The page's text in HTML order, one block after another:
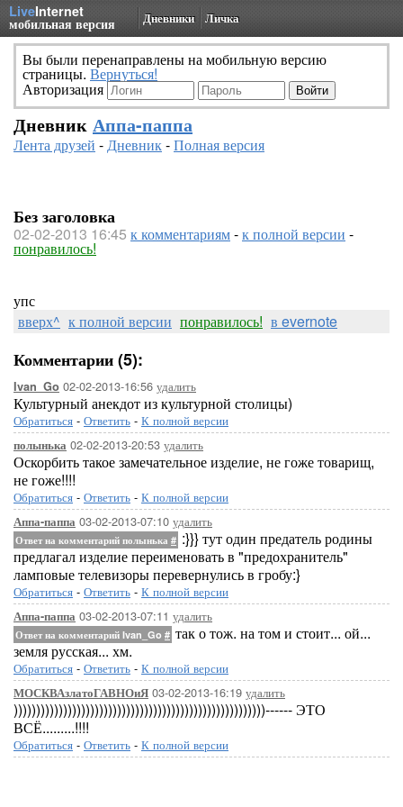
LiveInternet
мобильная версия Дневники Личка
Вы были перенаправлены на мобильную версию
страницы. Вернуться!
Авторизация
Дневник Аппа-паппа
Лента друзей -Дневник-Полная версия
Без заголовка
02-02-2013 16:45 к комментариям-к полной версии -
понравилось!
упс
вверх^ к полной версии понравилось! в evernote
Комментарии (5):
Ivan_Go 02-02-2013-16:56 удалить
Культурный анекдот из культурной столицы)
Обратиться - Ответить - К полной версии
полынька 02-02-2013-20:53 удалить
Оскорбить такое замечательное изделие, не гоже товарищ,
не гоже!!!!
Обратиться - Ответить - К полной версии
Аппа-паппа 03-02-2013-07:10 удалить
Ответ на комментарий полынька # :}}} тут один предатель родины
предлагал изделие переименовать в "предохранитель"
ламповые телевизоры перевернулись в гробу:}
Обратиться - Ответить - К полной версии
Аппа-паппа 03-02-2013-07:11 удалить
Ответ на комментарий Ivan_Go # так о тож. на том и стоит... ой...
земля русская... хм.
Обратиться - Ответить - К полной версии
МОСКВАзлатоГАВНОиЯ 03-02-2013-16:19 удалить
))))))))))))))))))))))))))))))))))))))))))))))))))))))))------ ЭТО
ВСЁ.........!!!!
Обратиться - Ответить - К полной версии